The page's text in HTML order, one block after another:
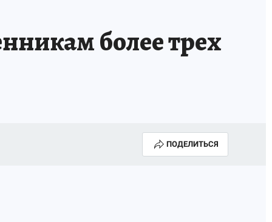
более трех
ПОДЕЛИТЬСЯ